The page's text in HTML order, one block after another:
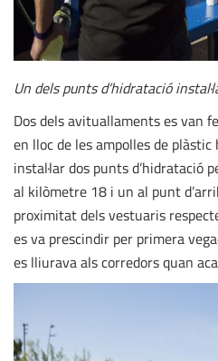
Un dels punts d’hidratació
Dos dels avituallaments es van
en lloc de les ampolles de plàstic
instal·lar dos punts d’hidratació
al kilòmetre 18 i un al punt
proximitat dels vestuaris
es va prescindir per primera
es lliurava als corredors quan